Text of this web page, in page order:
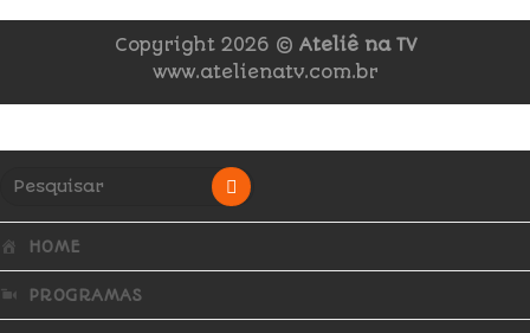
Copyright 2026 © Ateliê na TV
www.atelienatv.com.br
HOME
PROGRAMAS